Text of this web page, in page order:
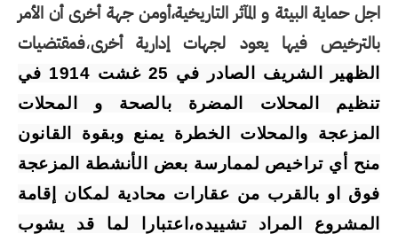
اجل حماية البيئة و المآثر التاريخية،أومن جهة أخرى أن الأمر
بالترخيص فيها يعود لجهات إدارية أخرى،فمقتضيات
الظهير الشريف الصادر في 25 غشت 1914 في
تنظيم المحلات المضرة بالصحة و المحلات
المزعجة والمحلات الخطرة يمنع وبقوة القانون
منح أي تراخيص لممارسة بعض الأنشطة المزعجة
فوق او بالقرب من عقارات محادية لمكان إقامة
المشروع المراد تشييده،اعتبارا لما قد يشوب